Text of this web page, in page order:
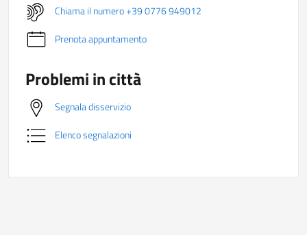
Chiama il numero +39 0776 949012
Prenota appuntamento
Problemi in città
Segnala disservizio
Elenco segnalazioni